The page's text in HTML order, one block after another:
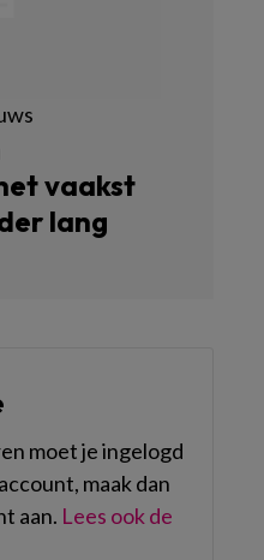
vaakst
lang
moet je ingelogd
maak dan
aan. Lees ook de